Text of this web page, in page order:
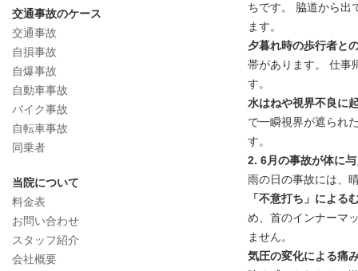
ちです。 脇道から出
ます。
夕暮れ時の歩行者と
帯があります。 仕事
す。
水はねや視界不良に
で一瞬視界が遮られ
す。
2. 6月の事故が体に
雨の日の事故には、
「不意打ち」による
め、首のインナーマ
ません。
気圧の変化による痛
交通事故のケース
交通事故
自損事故
自爆事故
自動車事故
バイク事故
自転車事故
同乗者
当院について
料金表
お問い合わせ
スタッフ紹介
会社概要